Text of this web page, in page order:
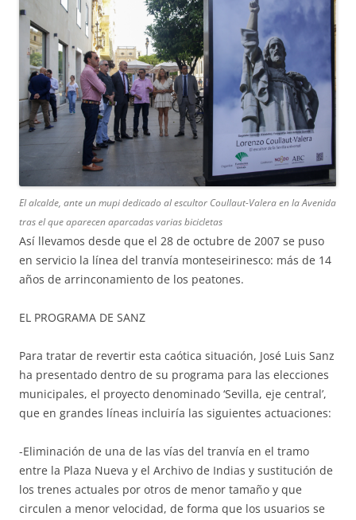
El alcalde, ante un mupi dedicado al escultor Coullaut-Valera en la Avenida
tras el que aparecen aparcadas varias bicicletas
Así llevamos desde que el 28 de octubre de 2007 se puso
en servicio la línea del tranvía monteseirinesco: más de 14
años de arrinconamiento de los peatones.
EL PROGRAMA DE SANZ
Para tratar de revertir esta caótica situación, José Luis Sanz
ha presentado dentro de su programa para las elecciones
municipales, el proyecto denominado ‘Sevilla, eje central’,
que en grandes líneas incluiría las siguientes actuaciones:
-Eliminación de una de las vías del tranvía en el tramo
entre la Plaza Nueva y el Archivo de Indias y sustitución de
los trenes actuales por otros de menor tamaño y que
circulen a menor velocidad, de forma que los usuarios se